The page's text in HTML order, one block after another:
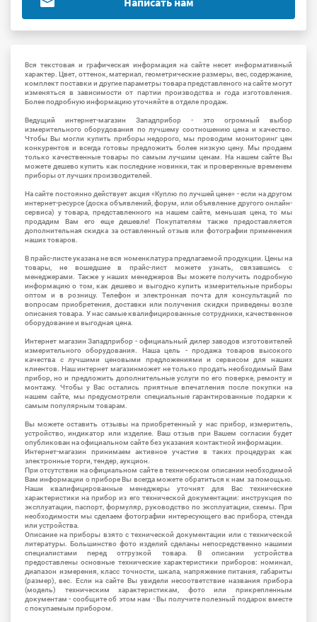
Вся текстовая и графическая информация на сайте несет информативный
характер. Цвет, оттенок, материал, геометрические размеры, вес, содержание,
комплект поставки и другие параметры товара представленого на сайте могут
изменяться в зависимости от партии производства и года изготовления.
Более подробную информацию уточняйте в отделе продаж.
Ведущий интернет-магазин Западприбор - это огромный выбор
измерительного оборудования по лучшему соотношению цена и качество.
Чтобы Вы могли купить приборы недорого, мы проводим мониторинг цен
конкурентов и всегда готовы предложить более низкую цену. Мы продаем
только качественные товары по самым лучшим ценам. На нашем сайте Вы
можете дешево купить как последние новинки, так и проверенные временем
приборы от лучших производителей.
На сайте постоянно действует акция «Куплю по лучшей цене» - если на другом
интернет-ресурсе (доска объявлений, форум, или объявление другого онлайн-
сервиса) у товара, представленного на нашем сайте, меньшая цена, то мы
продадим Вам его еще дешевле! Покупателям также предоставляется
дополнительная скидка за оставленный отзыв или фотографии применения
наших товаров.
В прайс-листе указана не вся номенклатура предлагаемой продукции. Цены на
товары, не вошедшие в прайс-лист можете узнать, связавшись с
менеджерами. Также у наших менеджеров Вы можете получить подробную
информацию о том, как дешево и выгодно купить измерительные приборы
оптом и в розницу. Телефон и электронная почта для консультаций по
вопросам приобретения, доставки или получения скидки приведены возле
описания товара. У нас самые квалифицированные сотрудники, качественное
оборудование и выгодная цена.
Интернет магазин Западприбор - официальный дилер заводов изготовителей
измерительного оборудования. Наша цель - продажа товаров высокого
качества с лучшими ценовыми предложениями и сервисом для наших
клиентов. Наш интернет магазинможет не только продать необходимый Вам
прибор, но и предложить дополнительные услуги по его поверке, ремонту и
монтажу. Чтобы у Вас остались приятные впечатления после покупки на
нашем сайте, мы предусмотрели специальные гарантированные подарки к
самым популярным товарам.
Вы можете оставить отзывы на приобретенный у нас прибор, измеритель,
устройство, индикатор или изделие. Ваш отзыв при Вашем согласии будет
опубликован на официальном сайте без указания контактной информации.
Интернет-магазин принимаем активное участие в таких процедурах как
электронные торги, тендер, аукцион.
При отсутствии на официальном сайте в техническом описании необходимой
Вам информации о приборе Вы всегда можете обратиться к нам за помощью.
Наши квалифицированные менеджеры уточнят для Вас технические
характеристики на прибор из его технической документации: инструкция по
эксплуатации, паспорт, формуляр, руководство по эксплуатации, схемы. При
необходимости мы сделаем фотографии интересующего вас прибора, стенда
или устройства.
Описание на приборы взято с технической документации или с технической
литературы. Большинство фото изделий сделаны непосредственно нашими
специалистами перед отгрузкой товара. В описании устройства
предоставлены основные технические характеристики приборов: номинал,
диапазон измерения, класс точности, шкала, напряжение питания, габариты
(размер), вес. Если на сайте Вы увидели несоответствие названия прибора
(модель) техническим характеристикам, фото или прикрепленным
документам - сообщите об этом нам - Вы получите полезный подарок вместе
с покупаемым прибором.